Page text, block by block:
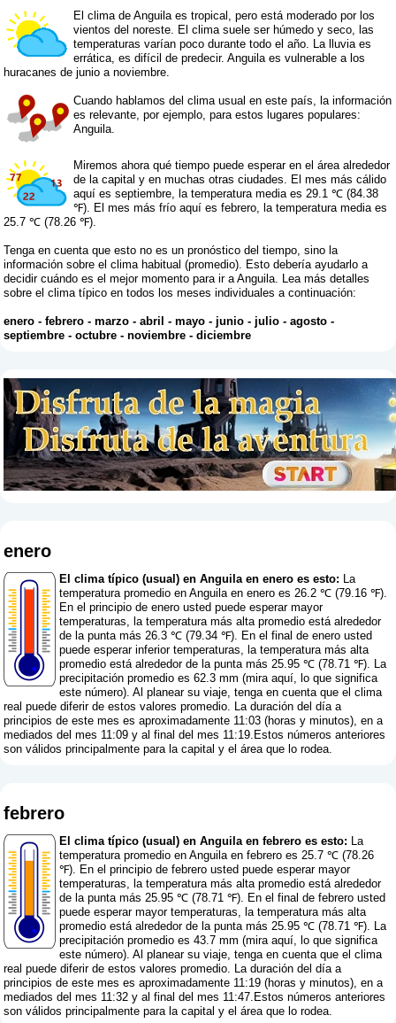
El clima de Anguila es tropical, pero está moderado por los
vientos del noreste. El clima suele ser húmedo y seco, las
temperaturas varían poco durante todo el año. La lluvia es
errática, es difícil de predecir. Anguila es vulnerable a los
huracanes de junio a noviembre.
Cuando hablamos del clima usual en este país, la información
es relevante, por ejemplo, para estos lugares populares:
Anguila.
Miremos ahora qué tiempo puede esperar en el área alrededor
de la capital y en muchas otras ciudades. El mes más cálido
aquí es septiembre, la temperatura media es 29.1 ℃ (84.38
℉). El mes más frío aquí es febrero, la temperatura media es
25.7 ℃ (78.26 ℉).
Tenga en cuenta que esto no es un pronóstico del tiempo, sino la
información sobre el clima habitual (promedio). Esto debería ayudarlo a
decidir cuándo es el mejor momento para ir a Anguila. Lea más detalles
sobre el clima típico en todos los meses individuales a continuación:
enero -febrero -marzo -abril -mayo - junio - julio -agosto -
septiembre -octubre -noviembre -diciembre
enero
El clima típico (usual) en Anguila en enero es esto: La
temperatura promedio en Anguila en enero es 26.2 ℃ (79.16 ℉).
En el principio de enero usted puede esperar mayor
temperaturas, la temperatura más alta promedio está alrededor
de la punta más 26.3 ℃ (79.34 ℉). En el final de enero usted
puede esperar inferior temperaturas, la temperatura más alta
promedio está alrededor de la punta más 25.95 ℃ (78.71 ℉). La
precipitación promedio es 62.3 mm (mira aquí, lo que significa
este número). Al planear su viaje, tenga en cuenta que el clima
real puede diferir de estos valores promedio. La duración del día a
principios de este mes es aproximadamente 11:03 (horas y minutos), en a
mediados del mes 11:09 y al final del mes 11:19.Estos números anteriores
son válidos principalmente para la capital y el área que lo rodea.
febrero
El clima típico (usual) en Anguila en febrero es esto: La
temperatura promedio en Anguila en febrero es 25.7 ℃ (78.26
℉). En el principio de febrero usted puede esperar mayor
temperaturas, la temperatura más alta promedio está alrededor
de la punta más 25.95 ℃ (78.71 ℉). En el final de febrero usted
puede esperar mayor temperaturas, la temperatura más alta
promedio está alrededor de la punta más 25.95 ℃ (78.71 ℉). La
precipitación promedio es 43.7 mm (mira aquí, lo que significa
este número). Al planear su viaje, tenga en cuenta que el clima
real puede diferir de estos valores promedio. La duración del día a
principios de este mes es aproximadamente 11:19 (horas y minutos), en a
mediados del mes 11:32 y al final del mes 11:47.Estos números anteriores
son válidos principalmente para la capital y el área que lo rodea.